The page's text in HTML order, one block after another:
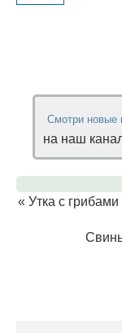
Смотри новые
на наш
« Утка с грибами